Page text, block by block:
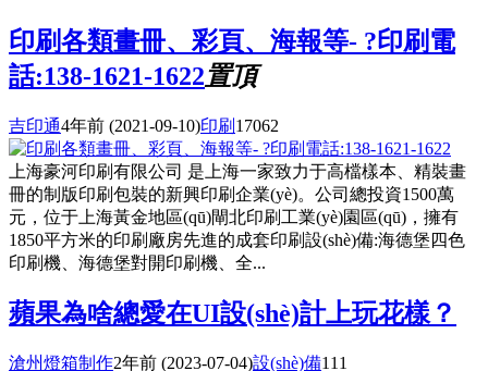
印刷各類畫冊、彩頁、海報等- ?印刷電
話:138-1621-1622置頂
吉印通4年前 (2021-09-10)印刷 17062
上海豪河印刷有限公司 是上海一家致力于高檔樣本、精裝畫
冊的制版印刷包裝的新興印刷企業(yè)。公司總投資1500萬
元，位于上海黃金地區(qū)閘北印刷工業(yè)園區(qū)，擁有
1850平方米的印刷廠房先進的成套印刷設(shè)備:海德堡四色
印刷機、海德堡對開印刷機、全...
蘋果為啥總愛在UI設(shè)計上玩花樣？
滄州燈箱制作2年前 (2023-07-04)設(shè)備111